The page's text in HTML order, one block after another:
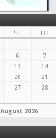
ЧТ ПТ
6 7
13 14
20 21
27 28
August 2026